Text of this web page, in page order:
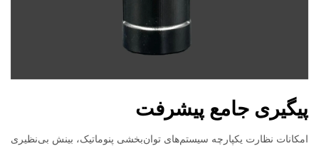
پیگیری جامع پیشرفت
امکانات نظارت یکپارچه سیستم‌های توان‌بخشی پنوماتیک، بینش بی‌نظیری